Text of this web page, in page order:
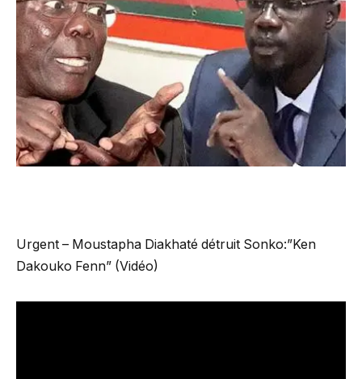
Urgent – Moustapha Diakhaté détruit Sonko:”Ken
Dakouko Fenn” (Vidéo)